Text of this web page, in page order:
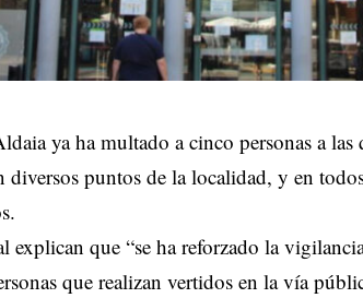
ya ha multado a cinco personas a
diversos puntos de la localidad, y en
explican que “se ha reforzado la
que realizan vertidos en la vía